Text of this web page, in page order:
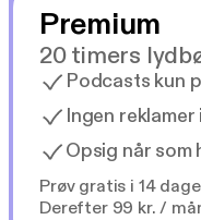
Premium
20 timers
Podcasts kun
Ingen
Opsig når som
Prøv gratis i 14 dage
Derefter 99 kr. /